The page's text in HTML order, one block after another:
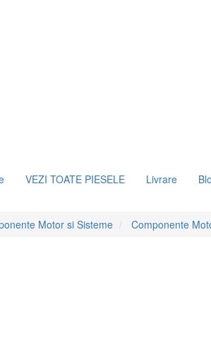
VEZI TOATE PIESELE Livrare
Motor si Sisteme Componente